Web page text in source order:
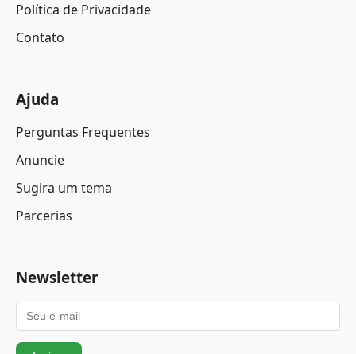
Política de Privacidade
Contato
Ajuda
Perguntas Frequentes
Anuncie
Sugira um tema
Parcerias
Newsletter